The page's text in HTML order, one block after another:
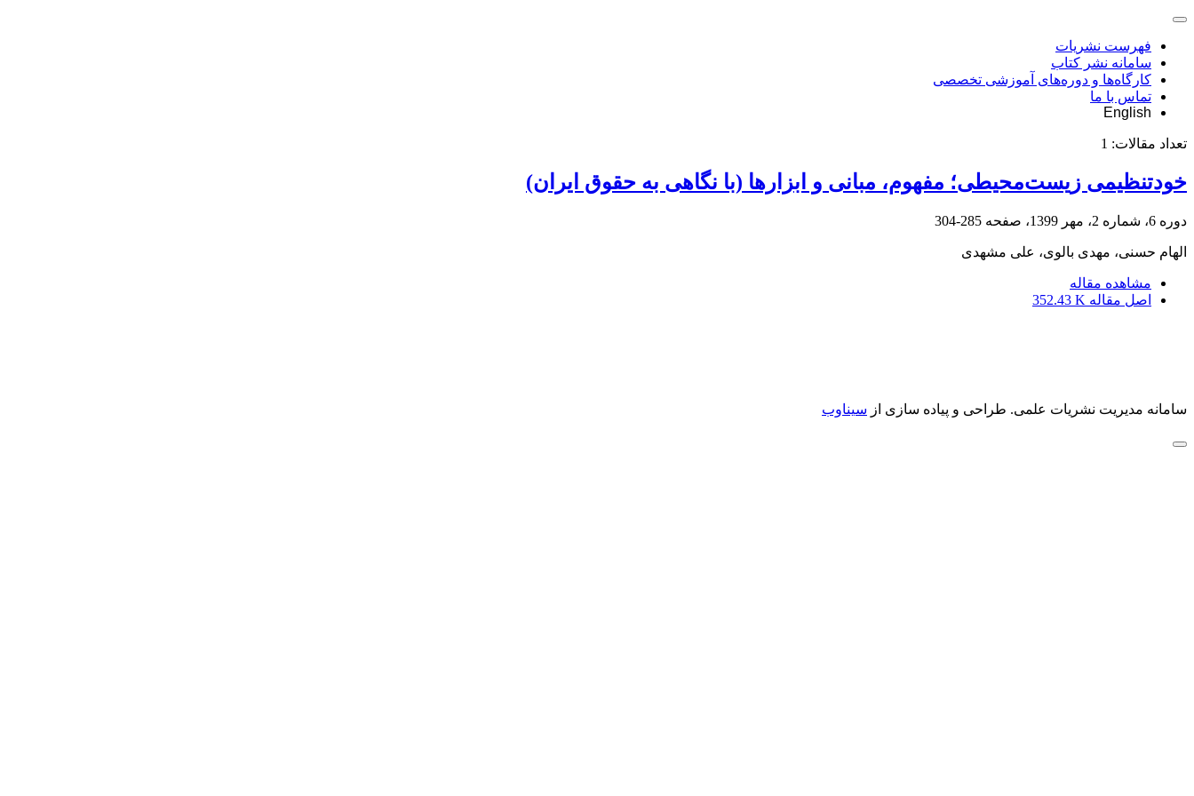
فهرست نشریات
سامانه نشر کتاب
کارگاه‌ها و دوره‌های آموزشی تخصصی
تماس با ما
English
تعداد مقالات: 1
خود‌تنظیمی زیست‌محیطی؛ مفهوم، مبانی و ابزارها (با نگاهی به حقوق ایران)
دوره 6، شماره 2، مهر 1399، صفحه 285-304
الهام حسنی، مهدی بالوی، علی مشهدی
مشاهده مقاله
اصل مقاله 352.43 K
سامانه مدیریت نشریات علمی. طراحی و پیاده سازی از سیناوب